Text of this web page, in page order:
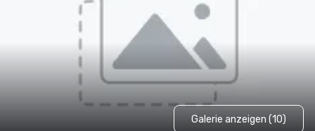
Galerie anzeigen (10)